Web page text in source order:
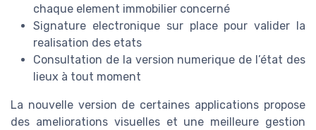
chaque element immobilier concerné
Signature electronique sur place pour valider la
realisation des etats
Consultation de la version numerique de l’état des
lieux à tout moment
La nouvelle version de certaines applications propose
des ameliorations visuelles et une meilleure gestion